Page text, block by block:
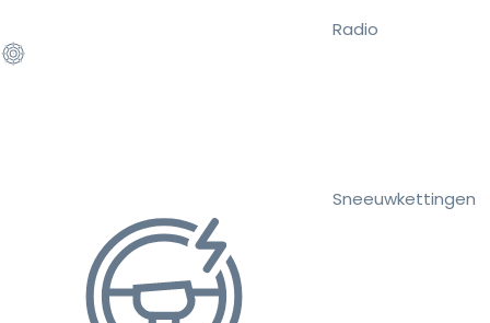
Radio
Sneeuwkettingen